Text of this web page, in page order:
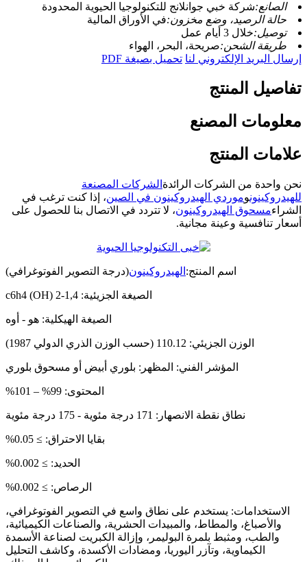
الصانع:شركة خبي جوانلانج للتكنولوجيا الحيوية المحدودة
حالة الرصيد، وضع مخزون:في الأوراق المالية
توصيل:خلال 3 أيام عمل
طريقة الشحن:صريحة، البحر، الهواء
إرسال البريد الإلكتروني لنا تحميل بصيغة PDF
تفاصيل المنتج
معلومات المصنع
علامات المنتج
نحن واحدة من الشركات الرائدة الشركات المصنعة
للهيدروكينونوموردي الهيدروكينون في الصين، إذا كنت ترغب في
الشراءمسحوق الهيدروكينون، لا تتردد في الاتصال بنا للحصول على
أسعار تنافسية وعينة مجانية.
اسم المنتج: الهيدروكينون(درجة التصوير الفوتوغرافي)
الصيغة الجزيئية: 1,4-c6h4 (OH) 2
الصيغة الهيكلية: هو - أوه
الوزن الجزيئي: 110.12 (حسب الوزن الذري الدولي 1987)
المؤشر الفني: المظهر: بلوري أبيض أو مسحوق بلوري
المحتوى: 99% – 101%
نطاق نقطة الانصهار: 171 درجة مئوية - 175 درجة مئوية
بقايا الاحتراق: ≥ 0.05%
الحديد: ≥ 0.002%
الرصاص: ≥ 0.002%
الاستخدامات: يستخدم على نطاق واسع في التصوير الفوتوغرافي،
والأصباغ، والمطاط، والمبيدات الحشرية، والصناعات الكيميائية،
والطب، ومثبط بلمرة البوليمر، وإزالة الكبريت لصناعة الأسمدة
الكيماوية، وتآزر اليوريا، ومضادات الأكسدة، وكاشف التحليل